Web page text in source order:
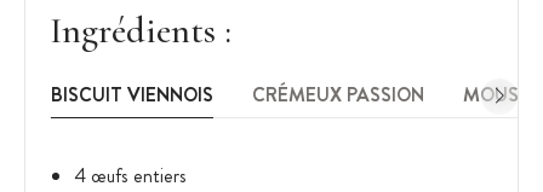
Ingrédients :
BISCUIT VIENNOIS CRÉMEUX PASSION
4 œufs entiers